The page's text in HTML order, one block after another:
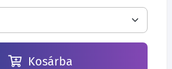
Kosárba